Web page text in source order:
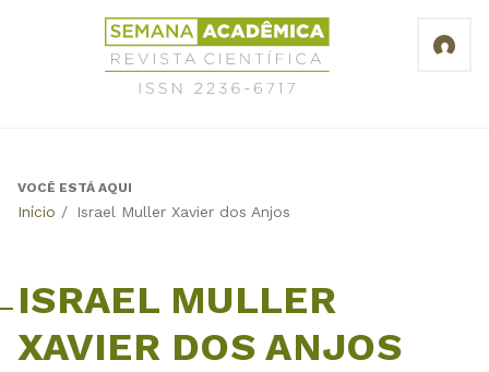
Revista
Científica
Semana
6717
Back
VOCÊ ESTÁ AQUI
Início / Israel Muller Xavier dos Anjos
ISRAEL MULLER
XAVIER DOS ANJOS